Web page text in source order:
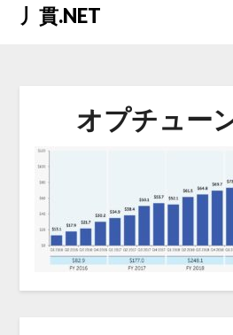
Skip丿貫.NET
オプチュー